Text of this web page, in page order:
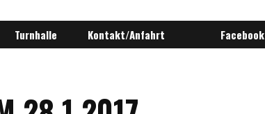
Turnhalle Kontakt/Anfahrt Facebook